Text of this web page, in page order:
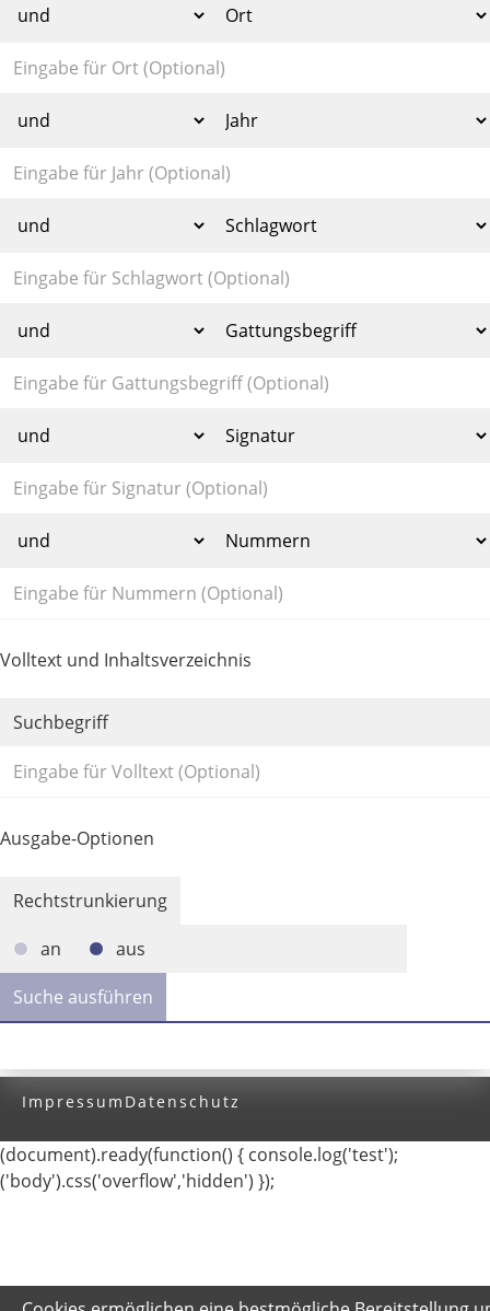
Volltext und Inhaltsverzeichnis
Suchbegriff
Ausgabe-Optionen
Rechtstrunkierung
an
aus
Impressum Datenschutz
(document).ready(function() { console.log('test');
('body').css('overflow','hidden') });